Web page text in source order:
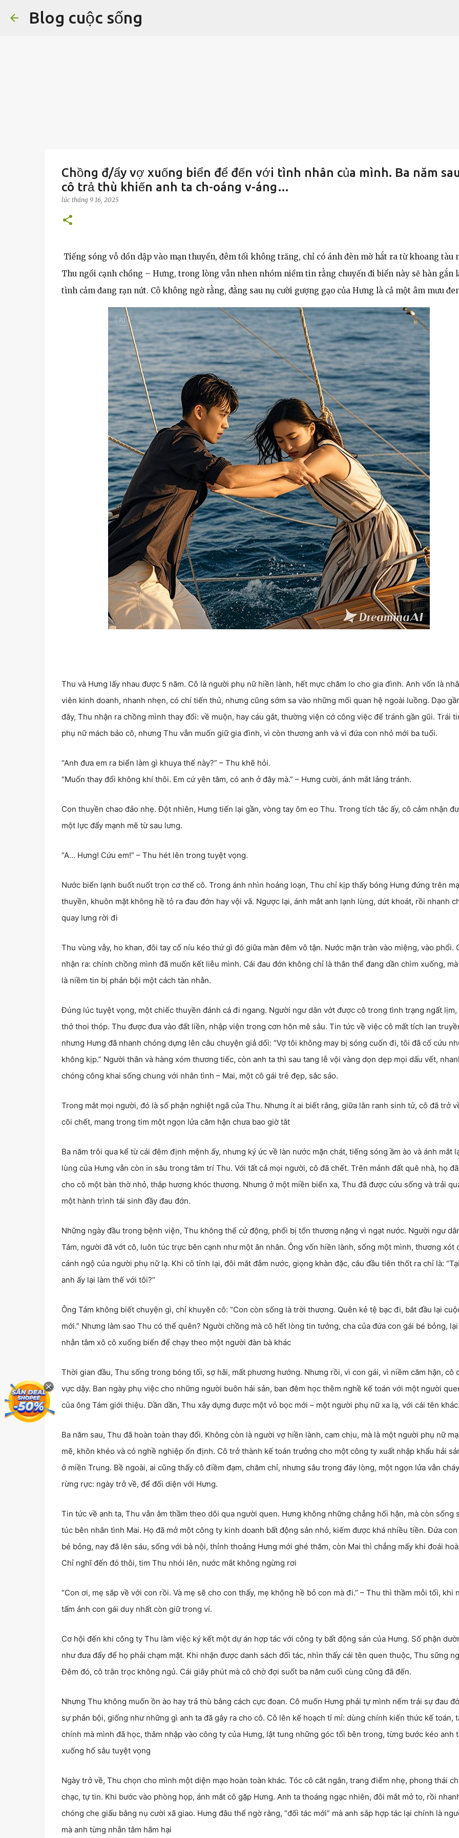
Blog cuộc sống
Chồng đ/ẩy vợ xuống biển để đến với tình nhân của mình. Ba năm
cô trả thù khiến anh ta ch-oáng v-áng…
lúc tháng 9 16, 2025
Tiếng sóng vỗ dồn dập vào mạn thuyền, đêm tối không trăng, chỉ có ánh đèn mờ hắt ra từ khoang tàu
Thu ngồi cạnh chồng – Hưng, trong lòng vẫn nhen nhóm niềm tin rằng chuyến đi biển này sẽ hàn gắn
tình cảm đang rạn nứt. Cô không ngờ rằng, đằng sau nụ cười gượng gạo của Hưng là cả một âm mưu
Thu và Hưng lấy nhau được 5 năm. Cô là người phụ nữ hiền lành, hết mực chăm lo cho gia đình. Anh vốn là
viên kinh doanh, nhanh nhẹn, có chí tiến thủ, nhưng cũng sớm sa vào những mối quan hệ ngoài luồng. Dạo
đây, Thu nhận ra chồng mình thay đổi: về muộn, hay cáu gắt, thường viện cớ công việc để tránh gần gũi. Trái
phụ nữ mách bảo cô, nhưng Thu vẫn muốn giữ gia đình, vì còn thương anh và vì đứa con nhỏ mới ba tuổi.
“Anh đưa em ra biển làm gì khuya thế này?” – Thu khẽ hỏi.
“Muốn thay đổi không khí thôi. Em cứ yên tâm, có anh ở đây mà.” – Hưng cười, ánh mắt lảng tránh.
Con thuyền chao đảo nhẹ. Đột nhiên, Hưng tiến lại gần, vòng tay ôm eo Thu. Trong tích tắc ấy, cô cảm nhận
một lực đẩy mạnh mẽ từ sau lưng.
“A… Hưng! Cứu em!” – Thu hét lên trong tuyệt vọng.
Nước biển lạnh buốt nuốt trọn cơ thể cô. Trong ánh nhìn hoảng loạn, Thu chỉ kịp thấy bóng Hưng đứng trên
thuyền, khuôn mặt không hề tỏ ra đau đớn hay vội vã. Ngược lại, ánh mắt anh lạnh lùng, dứt khoát, rồi nhanh
quay lưng rời đi
Thu vùng vẫy, ho khan, đôi tay cố níu kéo thứ gì đó giữa màn đêm vô tận. Nước mặn tràn vào miệng, vào phổi.
nhận ra: chính chồng mình đã muốn kết liễu mình. Cái đau đớn không chỉ là thân thể đang dần chìm xuống,
là niềm tin bị phản bội một cách tàn nhẫn.
Đúng lúc tuyệt vọng, một chiếc thuyền đánh cá đi ngang. Người ngư dân vớt được cô trong tình trạng ngất lịm,
thở thoi thóp. Thu được đưa vào đất liền, nhập viện trong cơn hôn mê sâu. Tin tức về việc cô mất tích lan
nhưng Hưng đã nhanh chóng dựng lên câu chuyện giả dối: “Vợ tôi không may bị sóng cuốn đi, tôi đã cố cứu
không kịp.” Người thân và hàng xóm thương tiếc, còn anh ta thì sau tang lễ vội vàng dọn dẹp mọi dấu vết,
chóng công khai sống chung với nhân tình – Mai, một cô gái trẻ đẹp, sắc sảo.
Trong mắt mọi người, đó là số phận nghiệt ngã của Thu. Nhưng ít ai biết rằng, giữa lằn ranh sinh tử, cô đã trở
cõi chết, mang trong tim một ngọn lửa căm hận chưa bao giờ tắt
Ba năm trôi qua kể từ cái đêm định mệnh ấy, nhưng ký ức về làn nước mặn chát, tiếng sóng ầm ào và ánh mắt
lùng của Hưng vẫn còn in sâu trong tâm trí Thu. Với tất cả mọi người, cô đã chết. Trên mảnh đất quê nhà, họ
cho cô một bàn thờ nhỏ, thắp hương khóc thương. Nhưng ở một miền biển xa, Thu đã được cứu sống và trải
một hành trình tái sinh đầy đau đớn.
Những ngày đầu trong bệnh viện, Thu không thể cử động, phổi bị tổn thương nặng vì ngạt nước. Người ngư
Tám, người đã vớt cô, luôn túc trực bên cạnh như một ân nhân. Ông vốn hiền lành, sống một mình, thương xót
cảnh ngộ của người phụ nữ lạ. Khi cô tỉnh lại, đôi mắt đẫm nước, giọng khàn đặc, câu đầu tiên thốt ra chỉ là:
anh ấy lại làm thế với tôi?”
Ông Tám không biết chuyện gì, chỉ khuyên cô: “Con còn sống là trời thương. Quên kẻ tệ bạc đi, bắt đầu lại
mới.” Nhưng làm sao Thu có thể quên? Người chồng mà cô hết lòng tin tưởng, cha của đứa con gái bé bỏng, lại
nhẫn tâm xô cô xuống biển để chạy theo một người đàn bà khác
Thời gian đầu, Thu sống trong bóng tối, sợ hãi, mất phương hướng. Nhưng rồi, vì con gái, vì niềm căm hận, cô
vực dậy. Ban ngày phụ việc cho những người buôn hải sản, ban đêm học thêm nghề kế toán với một người
của ông Tám giới thiệu. Dần dần, Thu xây dựng được một vỏ bọc mới – một người phụ nữ xa lạ, với cái tên
Ba năm sau, Thu đã hoàn toàn thay đổi. Không còn là người vợ hiền lành, cam chịu, mà là một người phụ nữ
mẽ, khôn khéo và có nghề nghiệp ổn định. Cô trở thành kế toán trưởng cho một công ty xuất nhập khẩu hải
ở miền Trung. Bề ngoài, ai cũng thấy cô điềm đạm, chăm chỉ, nhưng sâu trong đáy lòng, một ngọn lửa vẫn cháy
rừng rực: ngày trở về, để đối diện với Hưng.
Tin tức về anh ta, Thu vẫn âm thầm theo dõi qua người quen. Hưng không những chẳng hối hận, mà còn sống
túc bên nhân tình Mai. Họ đã mở một công ty kinh doanh bất động sản nhỏ, kiếm được khá nhiều tiền. Đứa con
bé bỏng, nay đã lên sáu, sống với bà nội, thỉnh thoảng Hưng mới ghé thăm, còn Mai thì chẳng mấy khi đoái
Chỉ nghĩ đến đó thôi, tim Thu nhói lên, nước mắt không ngừng rơi
“Con ơi, mẹ sắp về với con rồi. Và mẹ sẽ cho con thấy, mẹ không hề bỏ con mà đi.” – Thu thì thầm mỗi tối, khi
tấm ảnh con gái duy nhất còn giữ trong ví.
Cơ hội đến khi công ty Thu làm việc ký kết một dự án hợp tác với công ty bất động sản của Hưng. Số phận
như đưa đẩy để họ phải chạm mặt. Khi nhận được danh sách đối tác, nhìn thấy cái tên quen thuộc, Thu sững
Đêm đó, cô trằn trọc không ngủ. Cái giây phút mà cô chờ đợi suốt ba năm cuối cùng cũng đã đến.
Nhưng Thu không muốn ồn ào hay trả thù bằng cách cực đoan. Cô muốn Hưng phải tự mình nếm trải sự đau
sự phản bội, giống như những gì anh ta đã gây ra cho cô. Cô lên kế hoạch tỉ mỉ: dùng chính kiến thức kế toán,
chính mà mình đã học, thâm nhập vào công ty của Hưng, lật tung những góc tối bên trong, từng bước kéo anh
xuống hố sâu tuyệt vọng
Ngày trở về, Thu chọn cho mình một diện mạo hoàn toàn khác. Tóc cô cắt ngắn, trang điểm nhẹ, phong thái
chạc, tự tin. Khi bước vào phòng họp, ánh mắt cô gặp Hưng. Anh ta thoáng ngạc nhiên, đôi mắt mở to, rồi
chóng che giấu bằng nụ cười xã giao. Hưng đâu thể ngờ rằng, “đối tác mới” mà anh sắp hợp tác lại chính là
mà anh từng nhẫn tâm hãm hại